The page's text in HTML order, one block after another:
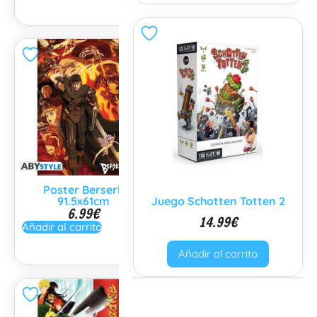
Poster Berserk
91.5x61cm
6.99€
Añadir al carrito
91.5x61cm
6.99
Añadir al carrito
Juego Schotten Totten 2
14.99€
Añadir al carrito